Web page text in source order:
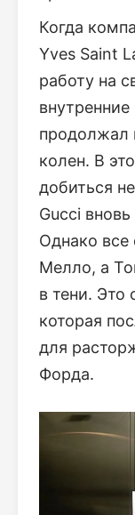
Когда
Yves Saint
работу на
продолжал
колен. В
добиться
Gucci
Однако все
Мелло, а
в тени. Это
которая
для
Форда.